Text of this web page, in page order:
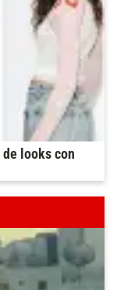
de looks con